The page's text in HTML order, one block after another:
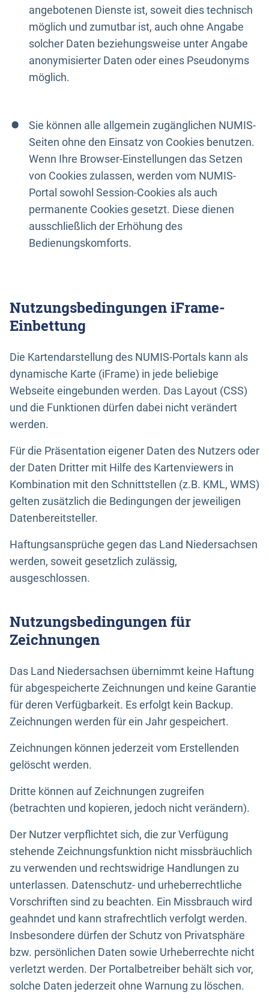
angebotenen Dienste ist, soweit dies technisch
möglich und zumutbar ist, auch ohne Angabe
solcher Daten beziehungsweise unter Angabe
anonymisierter Daten oder eines Pseudonyms
möglich.
Sie können alle allgemein zugänglichen NUMIS-
Seiten ohne den Einsatz von Cookies benutzen.
Wenn Ihre Browser-Einstellungen das Setzen
von Cookies zulassen, werden vom NUMIS-
Portal sowohl Session-Cookies als auch
permanente Cookies gesetzt. Diese dienen
ausschließlich der Erhöhung des
Bedienungskomforts.
Nutzungsbedingungen iFrame-
Einbettung
Die Kartendarstellung des NUMIS-Portals kann als
dynamische Karte (iFrame) in jede beliebige
Webseite eingebunden werden. Das Layout (CSS)
und die Funktionen dürfen dabei nicht verändert
werden.
Für die Präsentation eigener Daten des Nutzers oder
der Daten Dritter mit Hilfe des Kartenviewers in
Kombination mit den Schnittstellen (z.B. KML, WMS)
gelten zusätzlich die Bedingungen der jeweiligen
Datenbereitsteller.
Haftungsansprüche gegen das Land Niedersachsen
werden, soweit gesetzlich zulässig,
ausgeschlossen.
Nutzungsbedingungen für
Zeichnungen
Das Land Niedersachsen übernimmt keine Haftung
für abgespeicherte Zeichnungen und keine Garantie
für deren Verfügbarkeit. Es erfolgt kein Backup.
Zeichnungen werden für ein Jahr gespeichert.
Zeichnungen können jederzeit vom Erstellenden
gelöscht werden.
Dritte können auf Zeichnungen zugreifen
(betrachten und kopieren, jedoch nicht verändern).
Der Nutzer verpflichtet sich, die zur Verfügung
stehende Zeichnungsfunktion nicht missbräuchlich
zu verwenden und rechtswidrige Handlungen zu
unterlassen. Datenschutz- und urheberrechtliche
Vorschriften sind zu beachten. Ein Missbrauch wird
geahndet und kann strafrechtlich verfolgt werden.
Insbesondere dürfen der Schutz von Privatsphäre
bzw. persönlichen Daten sowie Urheberrechte nicht
verletzt werden. Der Portalbetreiber behält sich vor,
solche Daten jederzeit ohne Warnung zu löschen.